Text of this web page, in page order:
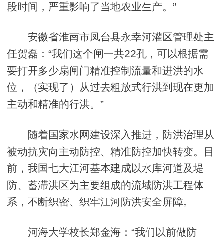
段时间，严重影响了当地农业生产。”
安徽省淮南市凤台县永幸河灌区管理处主
任贺磊：“我们这个闸一共22孔，可以根据需
要打开多少扇闸门精准控制流量和进洪的水
位，（实现了）从过去粗放式行洪到现在更加
主动和精准的行洪。”
随着国家水网建设深入推进，防洪治理从
被动抗灾向主动防控、精准防控加快转变。目
前，我国七大江河基本建成以水库河道及堤
防、蓄滞洪区为主要组成的流域防洪工程体
系，不断织密、织牢江河防洪安全屏障。
河海大学校长郑金海：“我们以前做防